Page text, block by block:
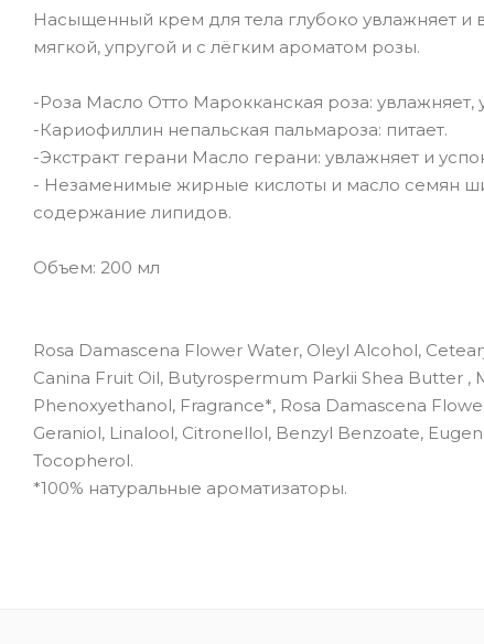
Насыщенный крем для тела глубоко увлажняет и
мягкой, упругой и с лёгким ароматом розы.
-Роза Масло Отто Марокканская роза: увлажняет,
-Кариофиллин непальская пальмароза: питает.
-Экстракт герани Масло герани: увлажняет и
- Незаменимые жирные кислоты и масло семян
содержание липидов.
Объем: 200 мл
Rosa Damascena Flower Water, Oleyl Alcohol,
Canina Fruit Oil, Butyrospermum Parkii Shea Butter ,
Phenoxyethanol, Fragrance*, Rosa Damascena
Geraniol, Linalool, Citronellol, Benzyl Benzoate,
Tocopherol.
*100% натуральные ароматизаторы.